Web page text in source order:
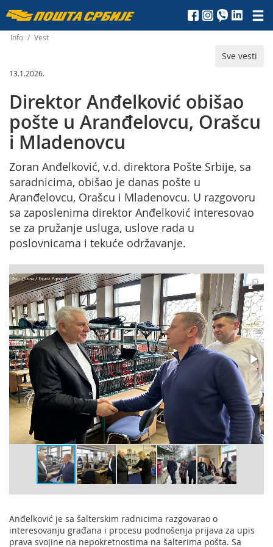
Пошта
Србије
д.о.о.
Info / Vest
Sve vesti
13.1.2026.
Direktor Anđelković obišao
pošte u Aranđelovcu, Orašcu
i Mladenovcu
Zoran Anđelković, v.d. direktora Pošte Srbije, sa
saradnicima, obišao je danas pošte u
Aranđelovcu, Orašcu i Mladenovcu. U razgovoru
sa zaposlenima direktor Anđelković interesovao
se za pružanje usluga, uslove rada u
poslovnicama i tekuće održavanje.
Anđelković je sa šalterskim radnicima razgovarao o
interesovanju građana i procesu podnošenja prijava za upis
prava svojine na nepokretnostima na šalterima pošta. Sa